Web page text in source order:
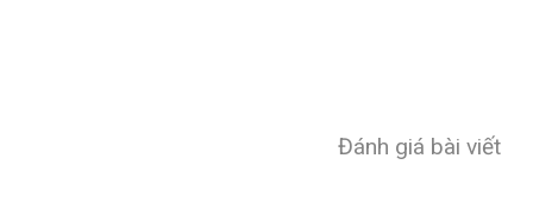
Đánh giá bài viết